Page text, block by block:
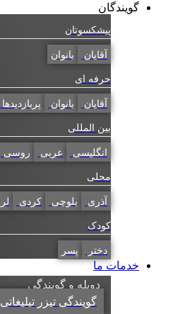
گویندگان
پیشکسوتان
آقایان بانوان
حرفه ای
آقایان بانوان پربازدیدها
بین المللی
انگلیسی عربی روسی
محلی
آذری بلوچی کردی
کودک
دختر پسر
خدمات ما
دوبله و گویندگی
گویندگی تیزر تبلیغاتی